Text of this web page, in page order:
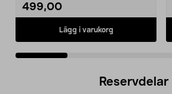
499,00
Lägg i varukorg
Reservdelar